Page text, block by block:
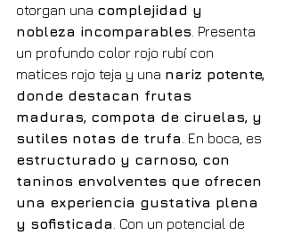
otorgan una complejidad y
nobleza incomparables . Presenta
un profundo color rojo rubí con
matices rojo teja y una nariz potente,
donde destacan frutas
maduras, compota de ciruelas, y
sutiles notas de trufa . En boca, es
estructurado y carnoso, con
taninos envolventes que ofrecen
una experiencia gustativa plena
y sofisticada . Con un potencial de